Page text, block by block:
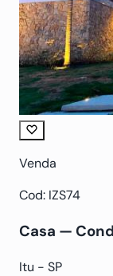
Venda
Cod: IZS74
Casa —
Itu - SP